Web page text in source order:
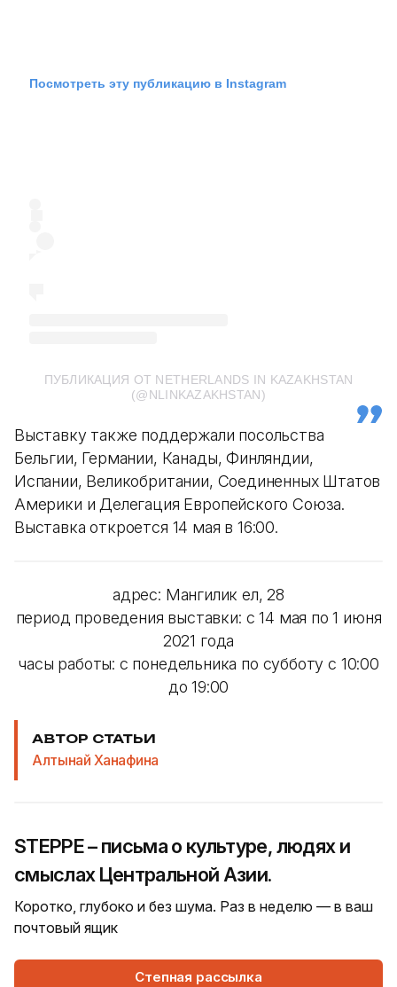
Посмотреть эту публикацию в Instagram
ПУБЛИКАЦИЯ ОТ NETHERLANDS IN KAZAKHSTAN
(@NLINKAZAKHSTAN)
Выставку также поддержали посольства
Бельгии, Германии, Канады, Финляндии,
Испании, Великобритании, Соединенных Штатов
Америки и Делегация Европейского Союза.
Выставка откроется 14 мая в 16:00.
адрес: Мангилик ел, 28
период проведения выставки: с 14 мая по 1 июня
2021 года
часы работы: с понедельника по субботу с 10:00
до 19:00
АВТОР СТАТЬИ
Алтынай Ханафина
STEPPE – письма о культуре, людях и
смыслах Центральной Азии.
Коротко, глубоко и без шума. Раз в неделю — в ваш
почтовый ящик
Степная рассылка